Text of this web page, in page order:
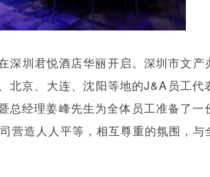
深圳君悦酒店华丽开启。深圳市文产
北京、大连、沈阳等地的J&A员工代
总经理姜峰先生为全体员工准备了一
营造人人平等，相互尊重的氛围，与